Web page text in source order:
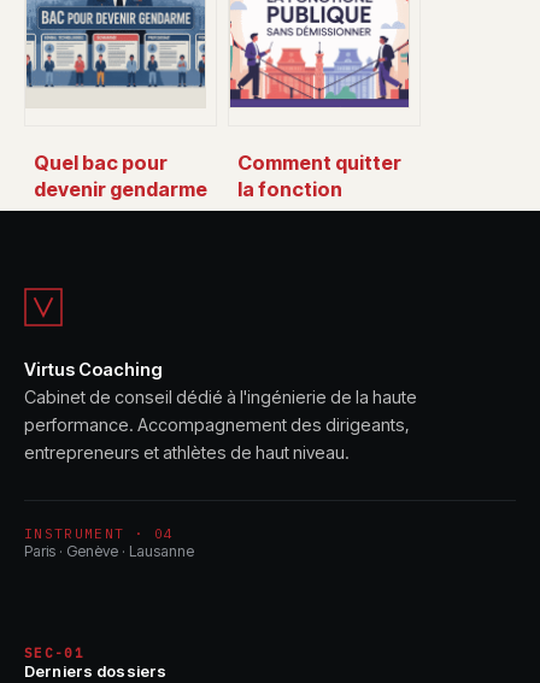
bord ?
choix du bon
cursus
Quel bac pour
devenir gendarme
: le guide clair pour
Comment quitter
la fonction
publique sans
Virtus Coaching
Cabinet de conseil dédié à l'ingénierie de la haute
performance. Accompagnement des dirigeants,
entrepreneurs et athlètes de haut niveau.
INSTRUMENT · 04
Paris · Genève · Lausanne
SEC-01
Derniers dossiers